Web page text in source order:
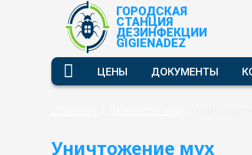
Дезинсекция
Уничтожение
клопов
Уничтожение
Уничтожение
ГОРОДСКАЯ
СТАНЦИЯ
ДЕЗИНФЕКЦИИ
GIGIENADEZ
ЦЕНЫ ДОКУМЕНТЫ
Уничтожение мух